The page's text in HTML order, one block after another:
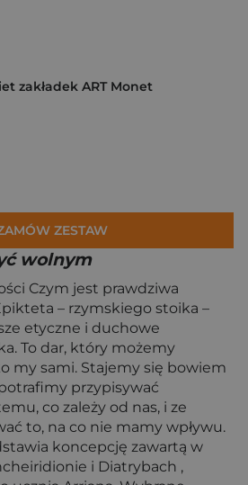
zakładek ART Monet
ZESTAW
wolnym
Czym jest prawdziwa
– rzymskiego stoika –
etyczne i duchowe
To dar, który możemy
my sami. Stajemy się bowiem
przypisywać
co zależy od nas, i ze
to, na co nie mamy wpływu.
koncepcję zawartą w
i Diatrybach ,